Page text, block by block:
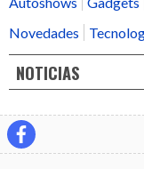
Novedades
NOTICIAS